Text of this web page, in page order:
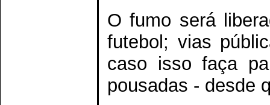
O fumo será
futebol; vias
caso isso faça
pousadas - desde